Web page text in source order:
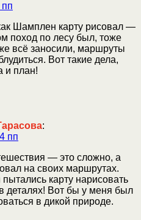
Шамплен карту рисовал —
поход по лесу был, тоже
всё заносили, маршруты
Вот такие дела,
и план!
:
пп
— это сложно, а
на своих маршрутах.
карту нарисовать
деталях! Вот бы у меня был
в дикой природе.